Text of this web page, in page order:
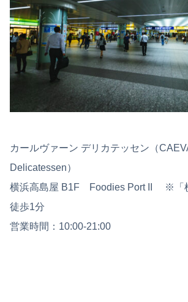
カールヴァーン デリカテッセン（
Delicatessen）
横浜高島屋 B1F Foodies Port II ※「
徒歩1分
営業時間：10:00-21:00